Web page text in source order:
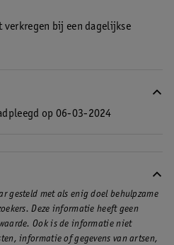
bij een dagelijkse
op 06-03-2024
gesteld met als enig doel behulpzame
Deze informatie heeft geen
Ook is de informatie niet
informatie of gegevens van artsen,